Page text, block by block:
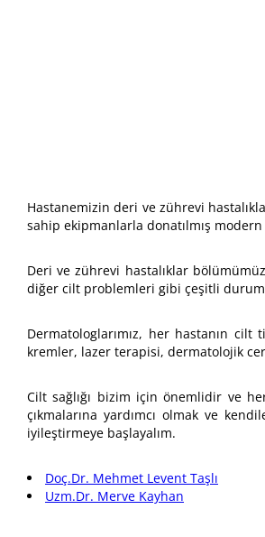
Hastanemizin deri ve zührevi
sahip ekipmanlarla donatılmış
Deri ve zührevi hastalıklar
diğer cilt problemleri gibi çeşitli
Dermatologlarımız, her hastanın
kremler, lazer terapisi, dermatolojik
Cilt sağlığı bizim için önemlidir ve
çıkmalarına yardımcı olmak ve
iyileştirmeye başlayalım.
Doç.Dr. Mehmet Levent Taşlı
Uzm.Dr. Merve Kayhan